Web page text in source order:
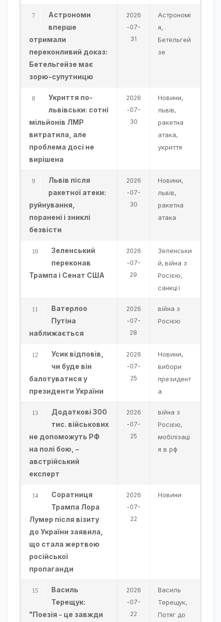
Астрономи
вперше
отримали
переконливий доказ:
Бетельгейзе має
зорю-супутницю
2026
-07-
31
Астрономі
я,
Бетельгей
зе
Укриття по-
львівськи: сотні
мільйонів ЛМР
витратила, але
проблема досі не
вирішена
2026
-07-
30
Новини,
львів,
ракетна
атака,
укриття
Львів після
ракетної атеки:
руйнування,
поранені і зниклі
безвісти
2026
-07-
30
Новини,
львів,
ракетна
атака
Зеленський
переконав
Трампа і Сенат США
2026
-07-
29
Зеленськи
й, війна з
Росією,
санкції
Ватерлоо
Путіна
наближається
2026
-07-
28
війна з
Росією
Усик відповів,
чи буде він
балотуватися у
президенти України
2026
-07-
25
Новини,
вибори
президент
а
Додаткові 300
тис. військових
не допоможуть РФ
на полі бою, –
австрійський
експерт
2026
-07-
25
війна з
Росією,
мобілізаці
я в рф
Соратниця
Трампа Лора
Лумер після візиту
до України заявила,
що стала жертвою
російської
пропаганди
2026
-07-
22
Новини
Василь
Терещук:
"Поезія - це завжди
2026
-07-
22
Василь
Терещук,
Потяг до